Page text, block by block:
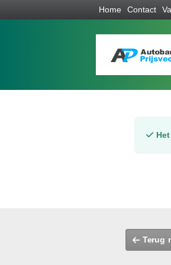
Home Contact
Terug